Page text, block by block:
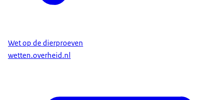
Wet op de dierproeven
wetten.overheid.nl